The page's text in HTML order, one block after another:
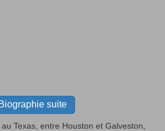
Biographie suite
Texas, entre Houston et Galveston,